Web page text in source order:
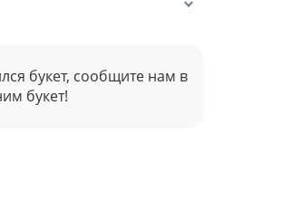
букет, сообщите нам в
букет!